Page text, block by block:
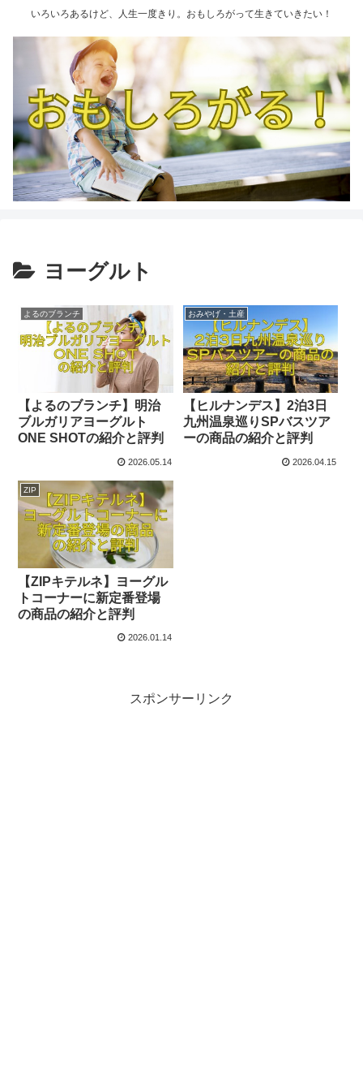
いろいろあるけど、人生一度きり。おもしろがって生きていきたい！
ヨーグルト
よるのブランチ
【よるのブランチ】明治
ブルガリアヨーグルト
ONE SHOTの紹介と評判
2026.05.14
おみやげ・土産
【ヒルナンデス】2泊3日
九州温泉巡りSPバスツア
ーの商品の紹介と評判
2026.04.15
ZIP
【ZIPキテルネ】ヨーグル
トコーナーに新定番登場
の商品の紹介と評判
2026.01.14
スポンサーリンク